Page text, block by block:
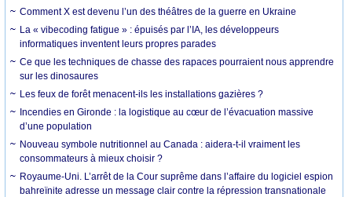
Comment X est devenu l’un des théâtres de la guerre en Ukraine
La « vibecoding fatigue » : épuisés par l’IA, les développeurs
informatiques inventent leurs propres parades
Ce que les techniques de chasse des rapaces pourraient nous apprendre
sur les dinosaures
Les feux de forêt menacent-ils les installations gazières ?
Incendies en Gironde : la logistique au cœur de l’évacuation massive
d’une population
Nouveau symbole nutritionnel au Canada : aidera-t-il vraiment les
consommateurs à mieux choisir ?
Royaume-Uni. L’arrêt de la Cour suprême dans l’affaire du logiciel espion
bahreïnite adresse un message clair contre la répression transnationale